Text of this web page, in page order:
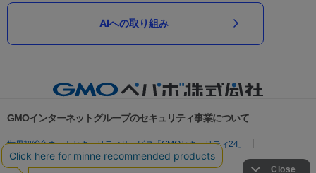
AIへの取り組み
GMOインターネットグループのセキュリティ事業について
世界初総合ネットセキュリティサービス「GMOセキュリティ24」
パスワード漏洩診断
Webサイトリスク診断